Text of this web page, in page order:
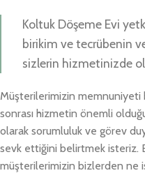
Koltuk Döşeme Evi
birikim ve tecrübenin
sizlerin hizmetinizde
Müşterilerimizin memnuniyeti
sonrası hizmetin önemli
olarak sorumluluk ve görev
sevk ettiğini belirtmek isteriz.
müşterilerimizin bizlerden ne